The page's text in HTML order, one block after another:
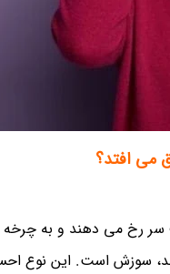
می افتد؟
رخ می دهند و به چرخه
سوزش است. این